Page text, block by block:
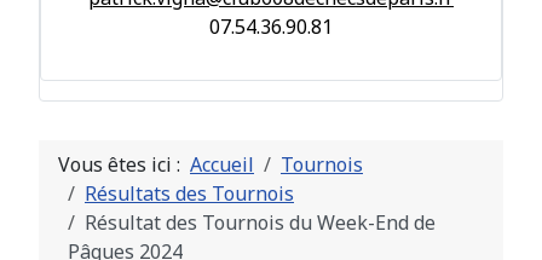
07.54.36.90.81
Vous êtes ici : Accueil
Tournois
Résultats des Tournois
Résultat des Tournois du Week-End de
Pâques 2024